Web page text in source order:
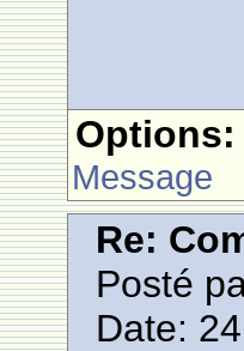
Options:
Message
Re:
Posté
Date: